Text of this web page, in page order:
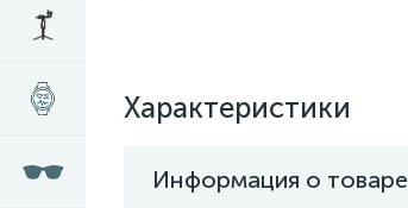
Характеристики
Информация о товаре